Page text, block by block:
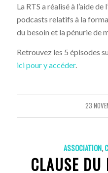
La RTS a réalisé à l’aide
podcasts relatifs à la
du besoin et la pénurie de
Retrouvez les 5 épisodes
ici pour y accéder.
23
ASSOCIATION,
CLAUSE